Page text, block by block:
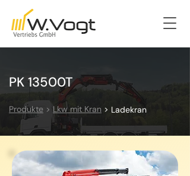
PK 13500T
Produkte > Lkw mit Kran > Ladekran